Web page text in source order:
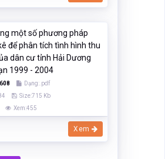
một số phương pháp
để phân tích tình hình thu
dân cư tỉnh Hải Dương
1999 - 2004
Dạng:.pdf
Size:715 Kb
Xem:455
Xem